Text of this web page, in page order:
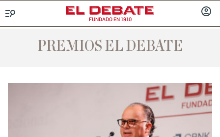
FUNDADO EN 1910
PREMIOS EL DEBATE